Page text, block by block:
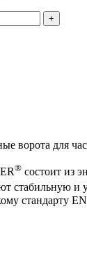
+
ворота для
® состоит из
стабильную и
стандарту